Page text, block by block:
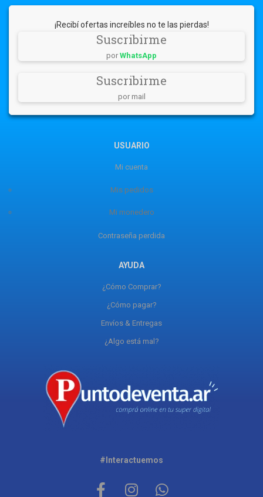
¡Recibí ofertas increíbles no te las pierdas!
Suscribirme
por WhatsApp
Suscribirme
por mail
USUARIO
Mi cuenta
Mis pedidos
Mi monedero
Contraseña perdida
AYUDA
¿Cómo Comprar?
¿Cómo pagar?
Envíos & Entregas
¿Algo está mal?
#Interactuemos